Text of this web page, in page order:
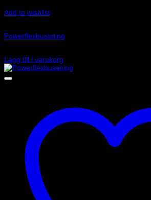
Add to wishlist
Powerflexbussning
Lägg till i varukorg